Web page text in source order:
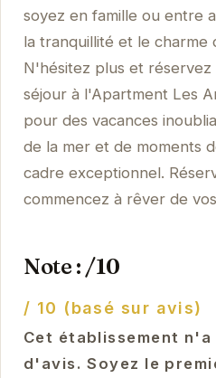
soyez en famille ou entre
la tranquillité et le charme
N'hésitez plus et
séjour à l'Apartment Les
pour des vacances
de la mer et de moments
cadre exceptionnel.
commencez à rêver de
Note : /10
/ 10 (basé sur avis)
Cet établissement
d'avis. Soyez le